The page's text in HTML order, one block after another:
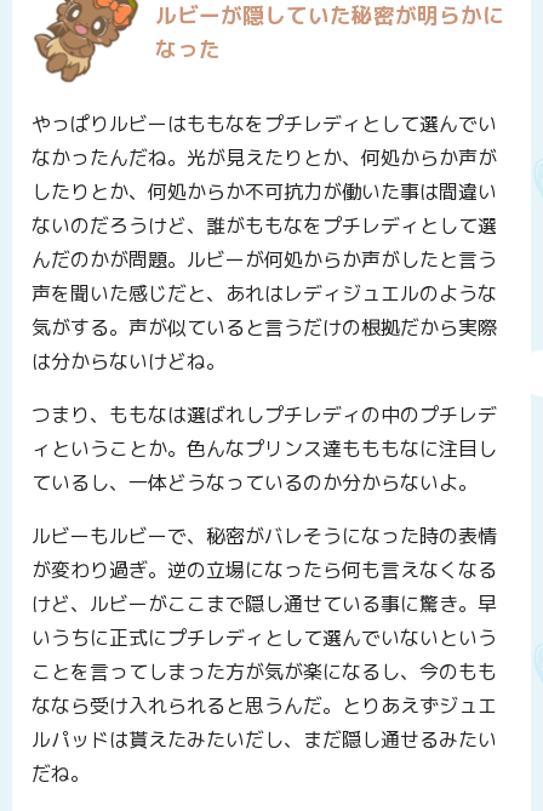
ルビーが隠していた秘密が明らかに
なった
やっぱりルビーはももなをプチレディとして選んでい
なかったんだね。光が見えたりとか、何処からか声が
したりとか、何処からか不可抗力が働いた事は間違い
ないのだろうけど、誰がももなをプチレディとして選
んだのかが問題。ルビーが何処からか声がしたと言う
声を聞いた感じだと、あれはレディジュエルのような
気がする。声が似ていると言うだけの根拠だから実際
は分からないけどね。
つまり、ももなは選ばれしプチレディの中のプチレデ
ィということか。色んなプリンス達もももなに注目し
ているし、一体どうなっているのか分からないよ。
ルビーもルビーで、秘密がバレそうになった時の表情
が変わり過ぎ。逆の立場になったら何も言えなくなる
けど、ルビーがここまで隠し通せている事に驚き。早
いうちに正式にプチレディとして選んでいないという
ことを言ってしまった方が気が楽になるし、今のもも
ななら受け入れられると思うんだ。とりあえずジュエ
ルパッドは貰えたみたいだし、まだ隠し通せるみたい
だね。